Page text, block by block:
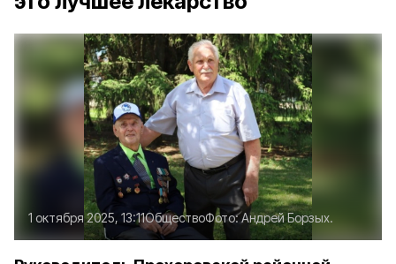
1 октября 2025, 13:11ОбществоФото:Андрей Борзых.